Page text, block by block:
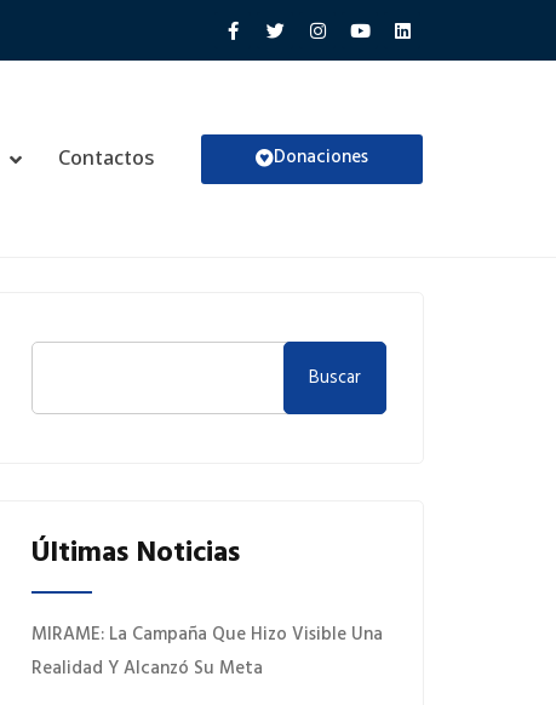
Contactos Donaciones
Buscar
Últimas Noticias
MIRAME: La Campaña Que Hizo Visible Una
Realidad Y Alcanzó Su Meta